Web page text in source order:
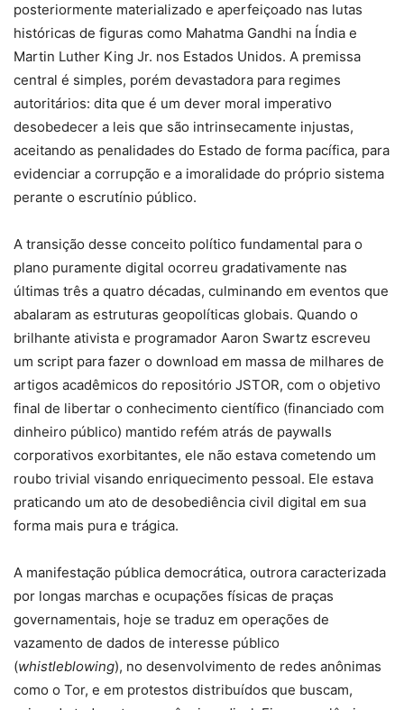
posteriormente materializado e aperfeiçoado nas lutas
históricas de figuras como Mahatma Gandhi na Índia e
Martin Luther King Jr. nos Estados Unidos. A premissa
central é simples, porém devastadora para regimes
autoritários: dita que é um dever moral imperativo
desobedecer a leis que são intrinsecamente injustas,
aceitando as penalidades do Estado de forma pacífica, para
evidenciar a corrupção e a imoralidade do próprio sistema
perante o escrutínio público.
A transição desse conceito político fundamental para o
plano puramente digital ocorreu gradativamente nas
últimas três a quatro décadas, culminando em eventos que
abalaram as estruturas geopolíticas globais. Quando o
brilhante ativista e programador Aaron Swartz escreveu
um script para fazer o download em massa de milhares de
artigos acadêmicos do repositório JSTOR, com o objetivo
final de libertar o conhecimento científico (financiado com
dinheiro público) mantido refém atrás de paywalls
corporativos exorbitantes, ele não estava cometendo um
roubo trivial visando enriquecimento pessoal. Ele estava
praticando um ato de desobediência civil digital em sua
forma mais pura e trágica.
A manifestação pública democrática, outrora caracterizada
por longas marchas e ocupações físicas de praças
governamentais, hoje se traduz em operações de
vazamento de dados de interesse público
(whistleblowing), no desenvolvimento de redes anônimas
como o Tor, e em protestos distribuídos que buscam,